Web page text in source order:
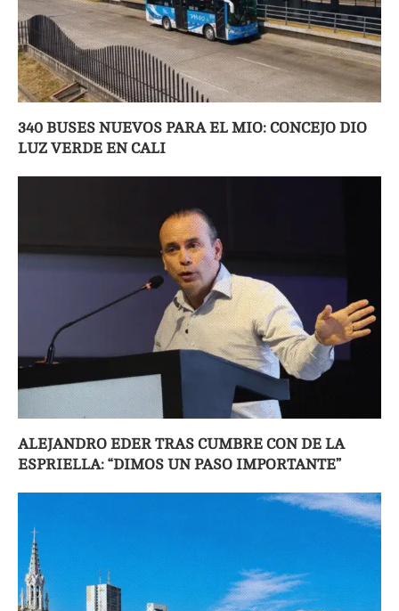
340 BUSES NUEVOS PARA EL MIO: CONCEJO DIO
LUZ VERDE EN CALI
ALEJANDRO EDER TRAS CUMBRE CON DE LA
ESPRIELLA: “DIMOS UN PASO IMPORTANTE”